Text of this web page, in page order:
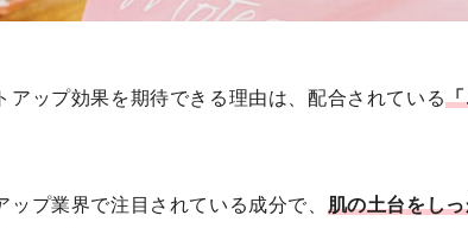
アップ効果を期待できる理由は、配合されている
ップ業界で注目されている成分で、 肌の土台をし